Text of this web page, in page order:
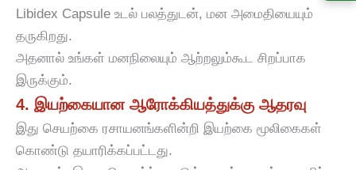
Libidex Capsule உடல் பலத்துடன், மன அமைதியையும்
தருகிறது.
அதனால் உங்கள் மனநிலையும் ஆற்றலும்கூட சிறப்பாக
இருக்கும்.
4. இயற்கையான ஆரோக்கியத்துக்கு ஆதரவு
இது செயற்கை ரசாயனங்களின்றி இயற்கை மூலிகைகள்
கொண்டு தயாரிக்கப்பட்டது.